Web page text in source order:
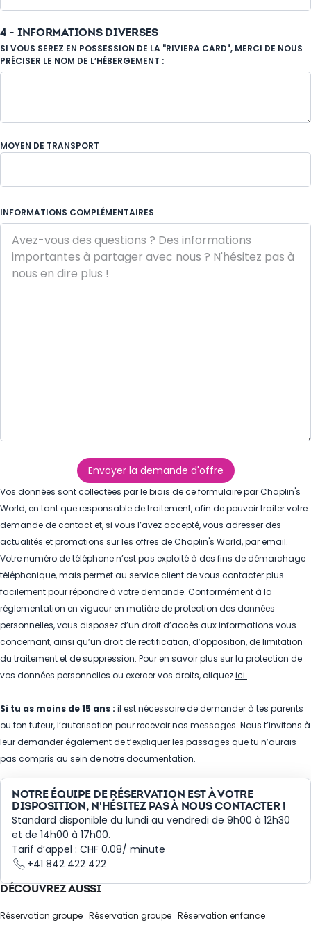
4 - INFORMATIONS DIVERSES
SI VOUS SEREZ EN POSSESSION DE LA "RIVIERA CARD", MERCI DE NOUS
PRÉCISER LE NOM DE L’HÉBERGEMENT :
MOYEN DE TRANSPORT
INFORMATIONS COMPLÉMENTAIRES
Envoyer la demande d'offre
Vos données sont collectées par le biais de ce formulaire par Chaplin's
World, en tant que responsable de traitement, afin de pouvoir traiter votre
demande de contact et, si vous l’avez accepté, vous adresser des
actualités et promotions sur les offres de Chaplin's World, par email.
Votre numéro de téléphone n’est pas exploité à des fins de démarchage
téléphonique, mais permet au service client de vous contacter plus
facilement pour répondre à votre demande. Conformément à la
réglementation en vigueur en matière de protection des données
personnelles, vous disposez d’un droit d’accès aux informations vous
concernant, ainsi qu’un droit de rectification, d’opposition, de limitation
du traitement et de suppression. Pouren savoir plus sur la protection de
vos données personnelles ou exercer vos droits, cliquezici.
Si tu as moins de 15 ans : il est nécessaire de demander à tes parents
ou ton tuteur, l’autorisation pour recevoir nos messages. Nous t’invitons à
leur demander également de t’expliquer les passages que tu n’aurais
pas compris au sein de notre documentation.
NOTRE ÉQUIPE DE RÉSERVATION EST À VOTRE
DISPOSITION, N'HÉSITEZ PAS À NOUS CONTACTER !
Standard disponible du lundi au vendredi de 9h00 à 12h30
et de 14h00 à 17h00.
Tarif d’appel : CHF 0.08/ minute
+41 842 422 422
DÉCOUVREZ AUSSI
Réservation groupe Réservation groupe Réservation enfance